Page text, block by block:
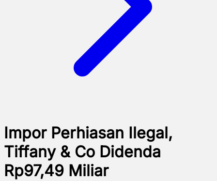
Impor Perhiasan Ilegal,
Tiffany & Co Didenda
Rp97,49 Miliar